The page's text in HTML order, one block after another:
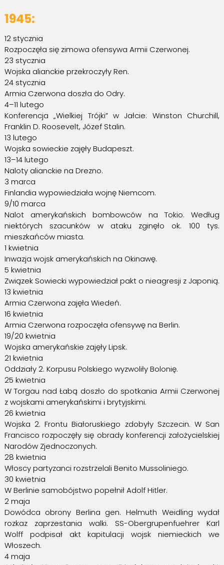
1945:
12 stycznia
Rozpoczęła się zimowa ofensywa Armii Czerwonej.
23 stycznia
Wojska alianckie przekroczyły Ren.
24 stycznia
Armia Czerwona doszła do Odry.
4–11 lutego
Konferencja „Wielkiej Trójki” w Jałcie: Winston Churchill,
Franklin D. Roosevelt, Józef Stalin.
13 lutego
Wojska sowieckie zajęły Budapeszt.
13–14 lutego
Naloty alianckie na Drezno.
3 marca
Finlandia wypowiedziała wojnę Niemcom.
9/10 marca
Nalot amerykańskich bombowców na Tokio. Według
niektórych szacunków w ataku zginęło ok. 100 tys.
mieszkańców miasta.
1 kwietnia
Inwazja wojsk amerykańskich na Okinawę.
5 kwietnia
Związek Sowiecki wypowiedział pakt o nieagresji z Japonią.
13 kwietnia
Armia Czerwona zajęła Wiedeń.
16 kwietnia
Armia Czerwona rozpoczęła ofensywę na Berlin.
19/20 kwietnia
Wojska amerykańskie zajęły Lipsk.
21 kwietnia
Oddziały 2. Korpusu Polskiego wyzwoliły Bolonię.
25 kwietnia
W Torgau nad Łabą doszło do spotkania Armii Czerwonej
z wojskami amerykańskimi i brytyjskimi.
26 kwietnia
Wojska 2. Frontu Białoruskiego zdobyły Szczecin. W San
Francisco rozpoczęły się obrady konferencji założycielskiej
Narodów Zjednoczonych.
28 kwietnia
Włoscy partyzanci rozstrzelali Benito Mussoliniego.
30 kwietnia
W Berlinie samobójstwo popełnił Adolf Hitler.
2 maja
Dowódca obrony Berlina gen. Helmuth Weidling wydał
rozkaz zaprzestania walki. SS-Obergrupenfuehrer Karl
Wolff podpisał akt kapitulacji wojsk niemieckich we
Włoszech.
4 maja